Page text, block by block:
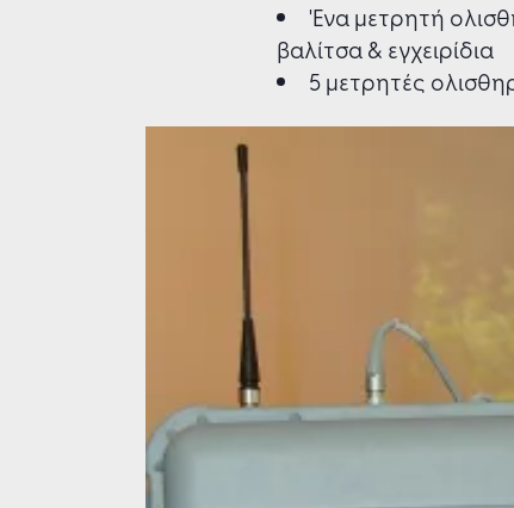
'Ενα μετρητή
βαλίτσα & εγχειρίδια
5 μετρητές